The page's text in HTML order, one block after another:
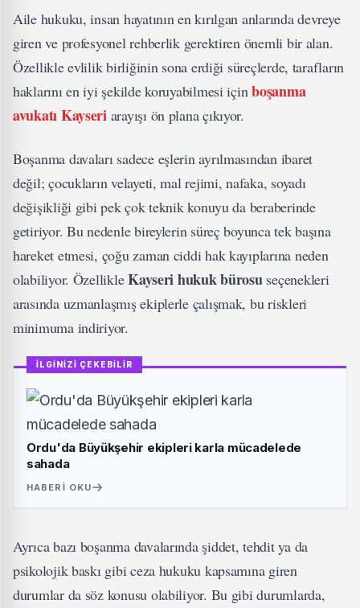
Aile hukuku, insan hayatının en kırılgan anlarında devreye
giren ve profesyonel rehberlik gerektiren önemli bir alan.
Özellikle evlilik birliğinin sona erdiği süreçlerde, tarafların
haklarını en iyi şekilde koruyabilmesi içinboşanma
avukatı Kayseriarayışı ön plana çıkıyor.
Boşanma davaları sadece eşlerin ayrılmasından ibaret
değil; çocukların velayeti, mal rejimi, nafaka, soyadı
değişikliği gibi pek çok teknik konuyu da beraberinde
getiriyor. Bu nedenle bireylerin süreç boyunca tek başına
hareket etmesi, çoğu zaman ciddi hak kayıplarına neden
olabiliyor. ÖzellikleKayseri hukuk bürosuseçenekleri
arasında uzmanlaşmış ekiplerle çalışmak, bu riskleri
minimuma indiriyor.
İLGİNİZİ ÇEKEBİLİR
Ordu'da Büyükşehir ekipleri karla mücadelede
sahada
HABERI OKU
Ayrıca bazı boşanma davalarında şiddet, tehdit ya da
psikolojik baskı gibi ceza hukuku kapsamına giren
durumlar da söz konusu olabiliyor. Bu gibi durumlarda,